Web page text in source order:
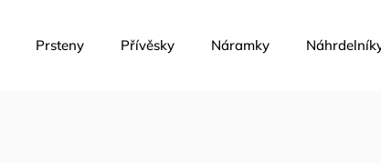
Prsteny Přívěsky Náramky